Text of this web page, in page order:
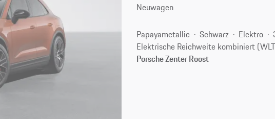
Neuwagen
Papayametallic Schwarz Elektro
Elektrische Reichweite kombiniert
Porsche Zenter Roost